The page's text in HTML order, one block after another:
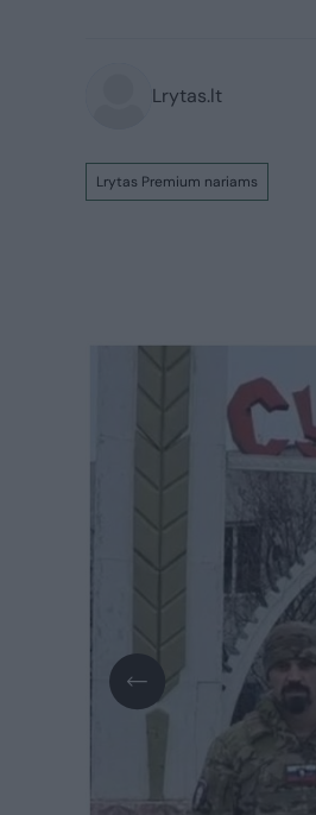
Lrytas.lt
Lrytas Premium nariams